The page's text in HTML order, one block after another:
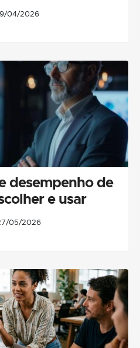
04/2026
desempenho de
e usar
05/2026